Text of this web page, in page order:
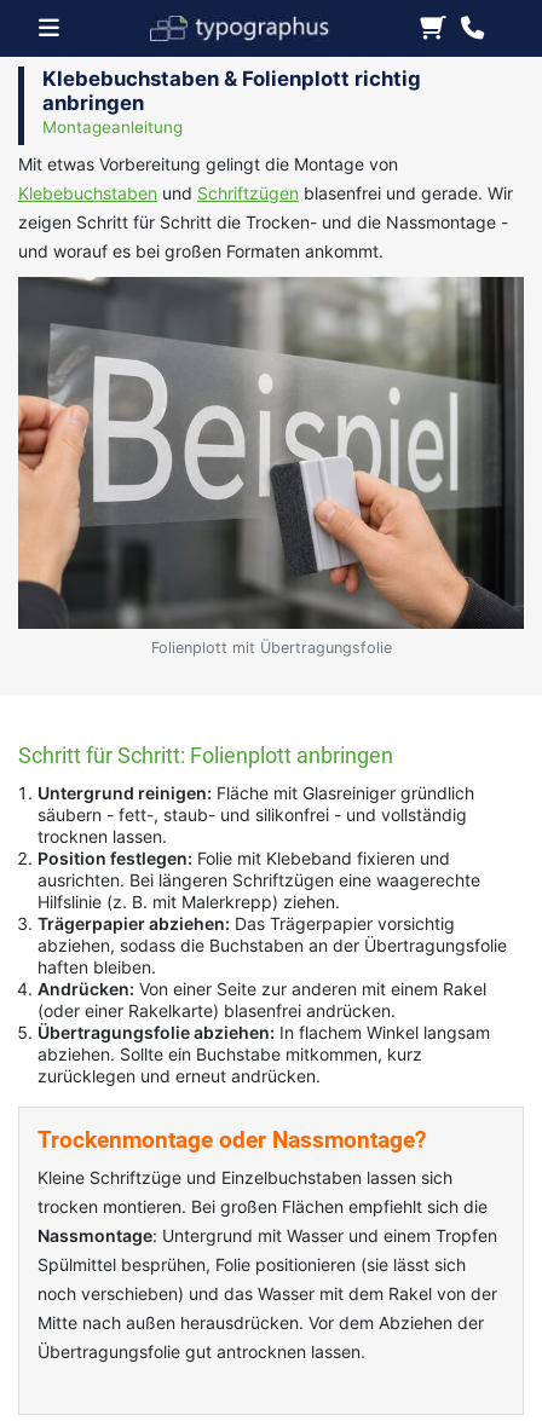
Klebebuchstaben & Folienplott richtig
anbringen
Montageanleitung
Mit etwas Vorbereitung gelingt die Montage von
Klebebuchstaben und Schriftzügen blasenfrei und gerade. Wir
zeigen Schritt für Schritt die Trocken- und die Nassmontage -
und worauf es bei großen Formaten ankommt.
Folienplott mit Übertragungsfolie
Schritt für Schritt: Folienplott anbringen
Untergrund reinigen: Fläche mit Glasreiniger gründlich
säubern - fett-, staub- und silikonfrei - und vollständig
trocknen lassen.
Position festlegen: Folie mit Klebeband fixieren und
ausrichten. Bei längeren Schriftzügen eine waagerechte
Hilfslinie (z. B. mit Malerkrepp) ziehen.
Trägerpapier abziehen: Das Trägerpapier vorsichtig
abziehen, sodass die Buchstaben an der Übertragungsfolie
haften bleiben.
Andrücken: Von einer Seite zur anderen mit einem Rakel
(oder einer Rakelkarte) blasenfrei andrücken.
Übertragungsfolie abziehen: In flachem Winkel langsam
abziehen. Sollte ein Buchstabe mitkommen, kurz
zurücklegen und erneut andrücken.
Trockenmontage oder Nassmontage?
Kleine Schriftzüge und Einzelbuchstaben lassen sich
trocken montieren. Bei großen Flächen empfiehlt sich die
Nassmontage: Untergrund mit Wasser und einem Tropfen
Spülmittel besprühen, Folie positionieren (sie lässt sich
noch verschieben) und das Wasser mit dem Rakel von der
Mitte nach außen herausdrücken. Vor dem Abziehen der
Übertragungsfolie gut antrocknen lassen.